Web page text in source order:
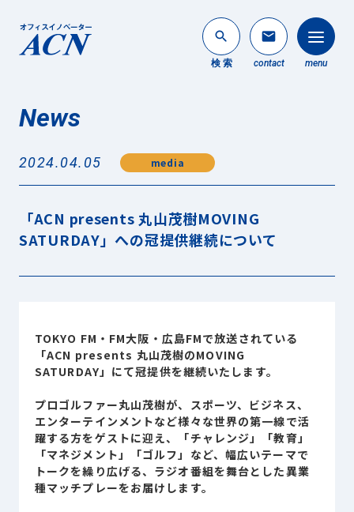
search
検 索
mail
contact menu
法人のお客様
個人のお客様
ACNについて
事業内容
Sustainability
サステナビリティ
Recruit
採用情報
person お客様専用サイト
News
2024.04.05 media
「ACN presents 丸山茂樹MOVING
SATURDAY」への冠提供継続について
TOKYO FM・FM大阪・広島FMで放送されている
「ACN presents 丸山茂樹のMOVING
SATURDAY」にて冠提供を継続いたします。
プロゴルファー丸山茂樹が、スポーツ、ビジネス、
エンターテインメントなど様々な世界の第一線で活
躍する方をゲストに迎え、「チャレンジ」「教育」
「マネジメント」「ゴルフ」など、幅広いテーマで
トークを繰り広げる、ラジオ番組を舞台とした異業
種マッチプレーをお届けします。